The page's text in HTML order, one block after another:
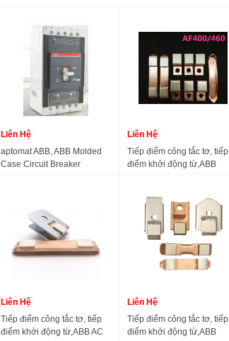
Liên Hệ
aptomat ABB, ABB Molded
Case Circuit Breaker
Liên Hệ
Tiếp điểm công tắc tơ, tiếp
điểm khởi động từ,ABB
Liên Hệ
Tiếp điểm công tắc tơ, tiếp
điểm khởi động từ,ABB AC
Liên Hệ
Tiếp điểm công tắc tơ, tiếp
điểm khởi động từ,ABB